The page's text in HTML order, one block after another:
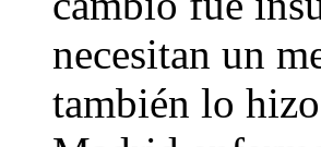
necesitan un
también lo